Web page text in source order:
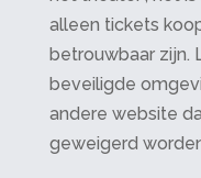
alleen tickets
betrouwbaar zijn.
beveiligde
andere website
geweigerd